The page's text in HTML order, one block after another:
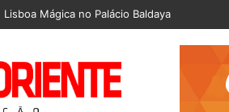
Lisboa Mágica no Palácio Baldaya